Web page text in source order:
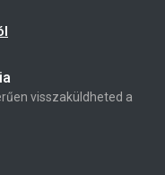
visszaküldheted a